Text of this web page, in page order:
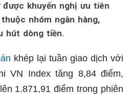
được khuyến nghị ưu tiên
nhóm ngân hàng,
hút dòng tiền.
khép lại tuần giao dịch với
VN Index tăng 8,84 điểm,
1.871,91 điểm trong phiên